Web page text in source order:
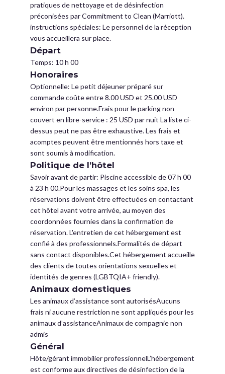
pratiques de nettoyage et de désinfection
préconisées par Commitment to Clean (Marriott).
instructions spéciales: Le personnel de la réception
vous accueillera sur place.
Départ
Temps: 10 h 00
Honoraires
Optionnelle: Le petit déjeuner préparé sur
commande coûte entre 8.00 USD et 25.00 USD
environ par personne.Frais pour le parking non
couvert en libre-service : 25 USD par nuit La liste ci-
dessus peut ne pas être exhaustive. Les frais et
acomptes peuvent être mentionnés hors taxe et
sont soumis à modification.
Politique de l’hôtel
Savoir avant de partir: Piscine accessible de 07 h 00
à 23 h 00.Pour les massages et les soins spa, les
réservations doivent être effectuées en contactant
cet hôtel avant votre arrivée, au moyen des
coordonnées fournies dans la confirmation de
réservation. L'entretien de cet hébergement est
confié à des professionnels.Formalités de départ
sans contact disponibles.Cet hébergement accueille
des clients de toutes orientations sexuelles et
identités de genres (LGBTQIA+ friendly).
Animaux domestiques
Les animaux d’assistance sont autorisésAucuns
frais ni aucune restriction ne sont appliqués pour les
animaux d’assistanceAnimaux de compagnie non
admis
Général
Hôte/gérant immobilier professionnelL’hébergement
est conforme aux directives de désinfection de la